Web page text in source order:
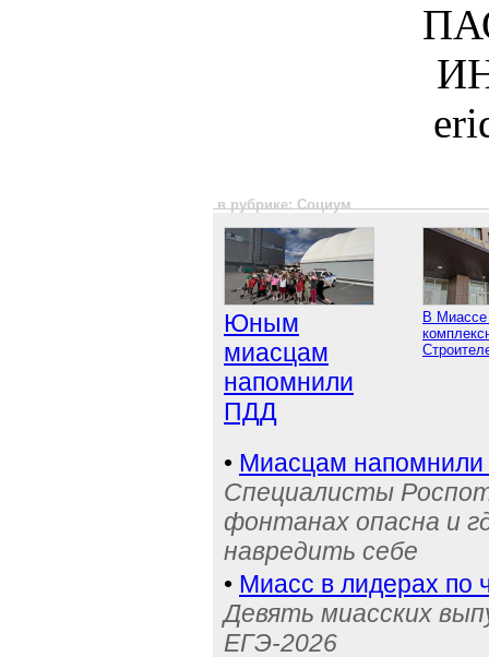
в рубрике: Социум
Юным
миасцам
напомнили
ПДД
В Миассе
• Миасцам напомнили
Специалисты
фонтанах опасна и
навредить себе
• Миасс в лидерах по
Девять миасских
ЕГЭ-2026